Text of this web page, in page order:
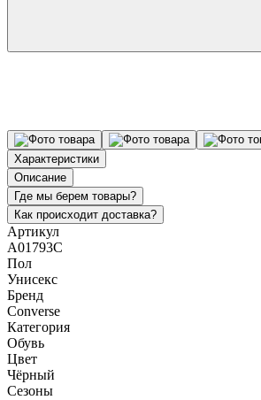
Характеристики
Описание
Где мы берем товары?
Как происходит доставка?
Артикул
A01793C
Пол
Унисекс
Бренд
Converse
Категория
Обувь
Цвет
Чёрный
Сезоны